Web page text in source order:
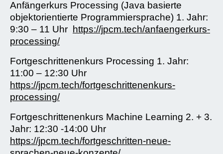
Anfängerkurs Processing (Java basierte
objektorientierte Programmiersprache) 1. Jahr:
9:30 – 11 Uhr
https://jpcm.tech/anfaengerkurs-
processing/
Fortgeschrittenenkurs Processing 1. Jahr:
11:00 – 12:30 Uhr
https://jpcm.tech/fortgeschrittenenkurs-
processing/
Fortgeschrittenenkurs Machine Learning 2. + 3.
Jahr: 12:30 -14:00 Uhr
https://jpcm.tech/fortgeschritten-neue-